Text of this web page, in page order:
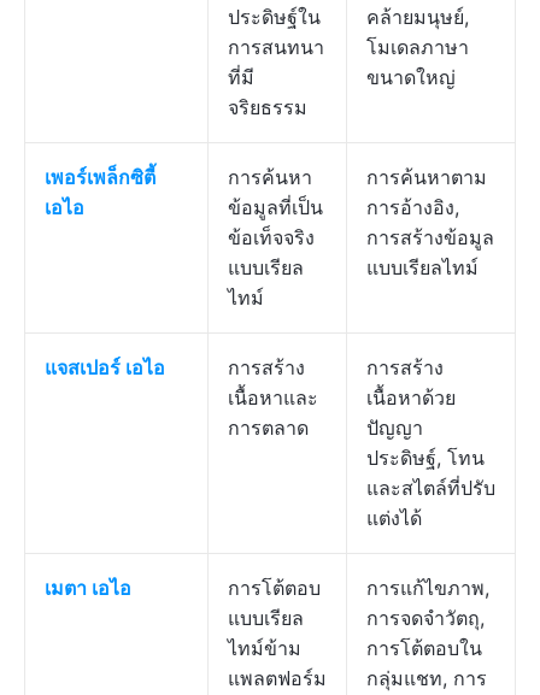
ประดิษฐ์ใน
การสนทนา
ที่มี
จริยธรรม
คล้ายมนุษย์,
โมเดลภาษา
ขนาดใหญ่
เพอร์เพล็กซิตี้
เอไอ
การค้นหา
ข้อมูลที่เป็น
ข้อเท็จจริง
แบบเรียล
ไทม์
การค้นหาตาม
การอ้างอิง,
การสร้างข้อมูล
แบบเรียลไทม์
แจสเปอร์ เอไอ
การสร้าง
เนื้อหาและ
การตลาด
การสร้าง
เนื้อหาด้วย
ปัญญา
ประดิษฐ์, โทน
และสไตล์ที่ปรับ
แต่งได้
เมตา เอไอ
การโต้ตอบ
แบบเรียล
ไทม์ข้าม
แพลตฟอร์ม
การแก้ไขภาพ,
การจดจำวัตถุ,
การโต้ตอบใน
กลุ่มแชท, การ